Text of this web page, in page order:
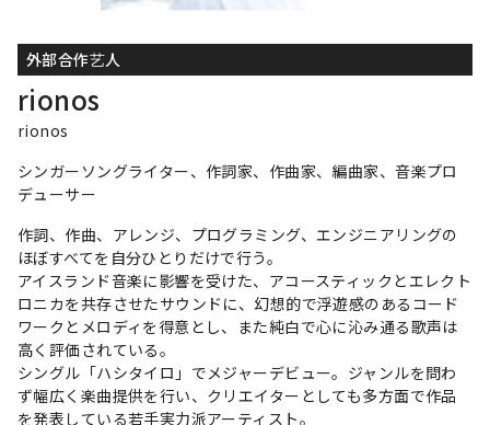
外部合作艺人
rionos
rionos
シンガーソングライター、作詞家、作曲家、編曲家、音楽プロ
デューサー
作詞、作曲、アレンジ、プログラミング、エンジニアリングの
ほぼすべてを自分ひとりだけで行う。
アイスランド音楽に影響を受けた、アコースティックとエレクト
ロニカを共存させたサウンドに、幻想的で浮遊感のあるコード
ワークとメロディを得意とし、また純白で心に沁み通る歌声は
高く評価されている。
シングル「ハシタイロ」でメジャーデビュー。ジャンルを問わ
ず幅広く楽曲提供を行い、クリエイターとしても多方面で作品
を発表している若手実力派アーティスト。